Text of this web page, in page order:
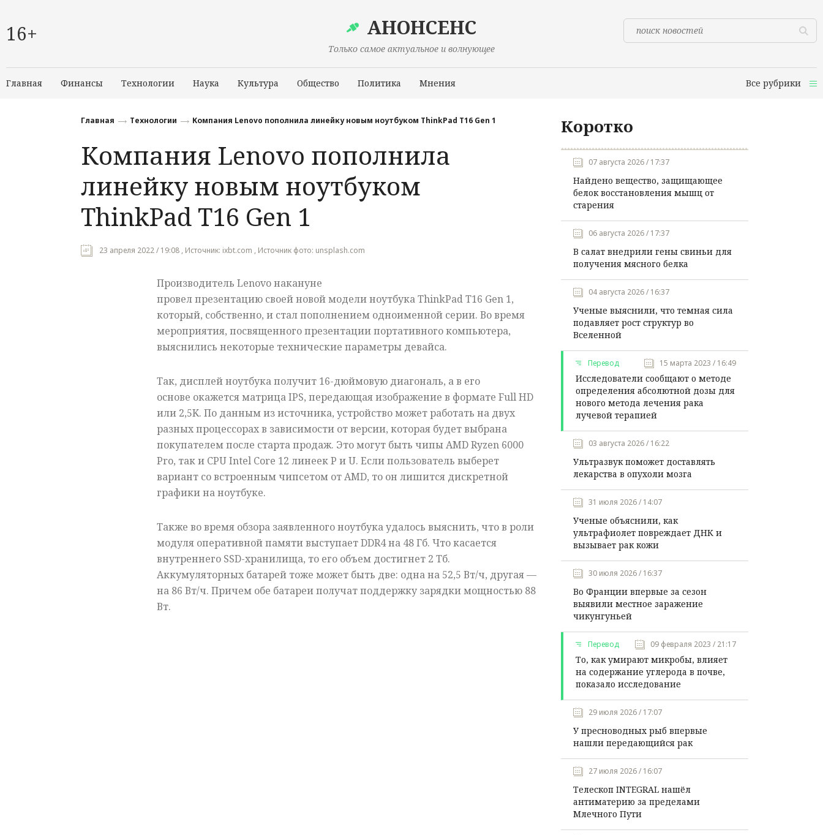
16+ АНОНСЕНС
Только самое актуальное и волнующее
Главная Финансы Технологии Наука Культура Общество Политика Мнения Все рубрики
Происшествия
Главная Технологии Компания Lenovo пополнила линейку новым ноутбуком ThinkPad T16 Gen 1
Компания Lenovo пополнила
линейку новым ноутбуком
ThinkPad T16 Gen 1
23 апреля 2022 / 19:08 , Источник: ixbt.com , Источник фото: unsplash.com
Производитель Lenovo накануне
провел презентацию своей новой модели ноутбука ThinkPad T16 Gen 1,
который, собственно, и стал пополнением одноименной серии. Во время
мероприятия, посвященного презентации портативного компьютера,
выяснились некоторые технические параметры девайса.
Так, дисплей ноутбука получит 16-дюймовую диагональ, а в его
основе окажется матрица IPS, передающая изображение в формате Full HD
или 2,5K. По данным из источника, устройство может работать на двух
разных процессорах в зависимости от версии, которая будет выбрана
покупателем после старта продаж. Это могут быть чипы AMD Ryzen 6000
Pro, так и CPU Intel Core 12 линеек P и U. Если пользователь выберет
вариант со встроенным чипсетом от AMD, то он лишится дискретной
графики на ноутбуке.
Также во время обзора заявленного ноутбука удалось выяснить, что в роли
модуля оперативной памяти выступает DDR4 на 48 Гб. Что касается
внутреннего SSD-хранилища, то его объем достигнет 2 Тб.
Аккумуляторных батарей тоже может быть две: одна на 52,5 Вт/ч, другая —
на 86 Вт/ч. Причем обе батареи получат поддержку зарядки мощностью 88
Вт.
Коротко
07 августа 2026 / 17:37
Найдено вещество, защищающее
белок восстановления мышц от
старения
06 августа 2026 / 17:37
В салат внедрили гены свиньи для
получения мясного белка
04 августа 2026 / 16:37
Ученые выяснили, что темная сила
подавляет рост структур во
Вселенной
Перевод 15 марта 2023 / 16:49
Исследователи сообщают о методе
определения абсолютной дозы для
нового метода лечения рака
лучевой терапией
03 августа 2026 / 16:22
Ультразвук поможет доставлять
лекарства в опухоли мозга
31 июля 2026 / 14:07
Ученые объяснили, как
ультрафиолет повреждает ДНК и
вызывает рак кожи
30 июля 2026 / 16:37
Во Франции впервые за сезон
выявили местное заражение
чикунгуньей
Перевод 09 февраля 2023 / 21:17
То, как умирают микробы, влияет
на содержание углерода в почве,
показало исследование
29 июля 2026 / 17:07
У пресноводных рыб впервые
нашли передающийся рак
27 июля 2026 / 16:07
Телескоп INTEGRAL нашёл
антиматерию за пределами
Млечного Пути